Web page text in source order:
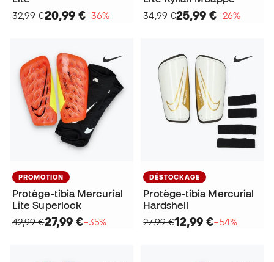
32,99 €20,99 €−36%
34,99 €25,99 €−26%
PROMOTION
Protège-tibia Mercurial
Lite Superlock
42,99 €27,99 €−35%
DÉSTOCKAGE
Protège-tibia Mercurial
Hardshell
27,99 €12,99 €−54%